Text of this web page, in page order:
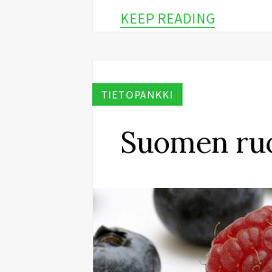
KEEP READING
TIETOPANKKI
Suomen